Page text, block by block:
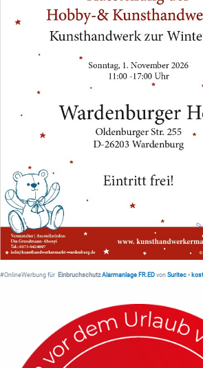
#OnlineWerbung für Einbruchschutz Alarmanlage FR.ED von Suritec •